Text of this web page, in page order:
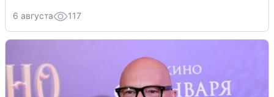
6 августа 117